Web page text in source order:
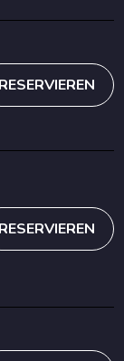
RESERVIEREN
RESERVIEREN